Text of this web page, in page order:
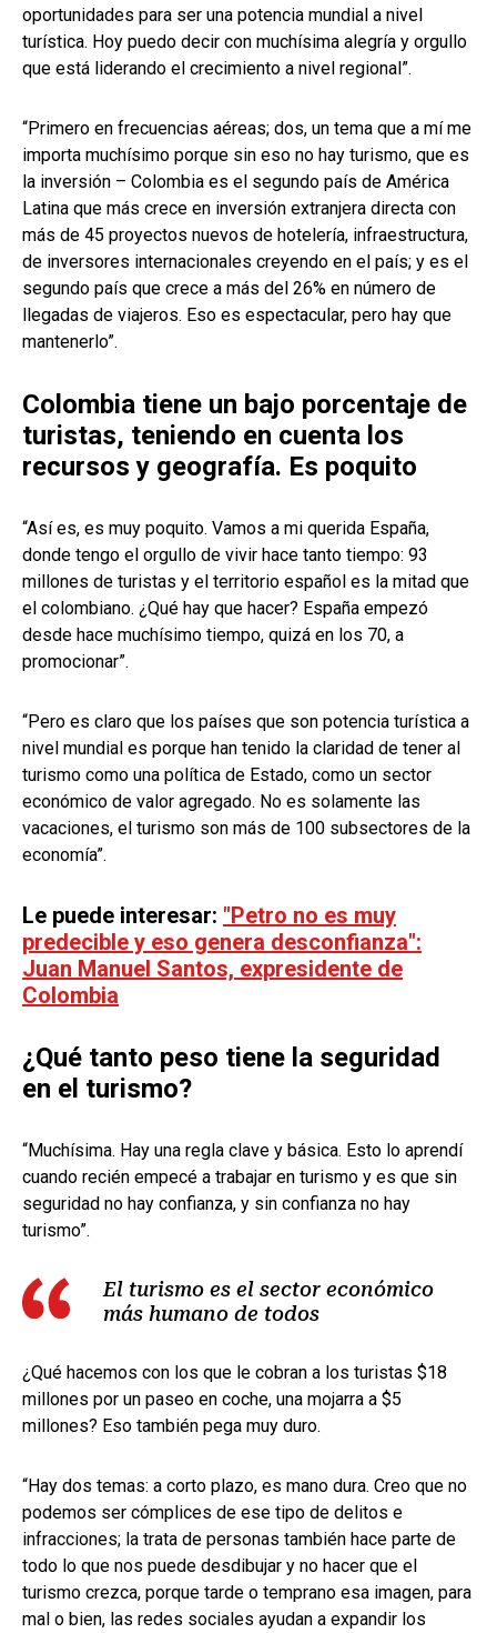
oportunidades para ser una potencia mundial a nivel
turística. Hoy puedo decir con muchísima alegría y orgullo
que está liderando el crecimiento a nivel regional”.
“Primero en frecuencias aéreas; dos, un tema que a mí me
importa muchísimo porque sin eso no hay turismo, que es
la inversión – Colombia es el segundo país de América
Latina que más crece en inversión extranjera directa con
más de 45 proyectos nuevos de hotelería, infraestructura,
de inversores internacionales creyendo en el país; y es el
segundo país que crece a más del 26% en número de
llegadas de viajeros. Eso es espectacular, pero hay que
mantenerlo”.
Colombia tiene un bajo porcentaje de
turistas, teniendo en cuenta los
recursos y geografía. Es poquito
“Así es, es muy poquito. Vamos a mi querida España,
donde tengo el orgullo de vivir hace tanto tiempo: 93
millones de turistas y el territorio español es la mitad que
el colombiano. ¿Qué hay que hacer? España empezó
desde hace muchísimo tiempo, quizá en los 70, a
promocionar”.
“Pero es claro que los países que son potencia turística a
nivel mundial es porque han tenido la claridad de tener al
turismo como una política de Estado, como un sector
económico de valor agregado. No es solamente las
vacaciones, el turismo son más de 100 subsectores de la
economía”.
Le puede interesar: "Petro no es muy
predecible y eso genera desconfianza":
Juan Manuel Santos, expresidente de
Colombia
¿Qué tanto peso tiene la seguridad
en el turismo?
“Muchísima. Hay una regla clave y básica. Esto lo aprendí
cuando recién empecé a trabajar en turismo y es que sin
seguridad no hay confianza, y sin confianza no hay
turismo”.
El turismo es el sector económico
más humano de todos
¿Qué hacemos con los que le cobran a los turistas $18
millones por un paseo en coche, una mojarra a $5
millones? Eso también pega muy duro.
“Hay dos temas: a corto plazo, es mano dura. Creo que no
podemos ser cómplices de ese tipo de delitos e
infracciones; la trata de personas también hace parte de
todo lo que nos puede desdibujar y no hacer que el
turismo crezca, porque tarde o temprano esa imagen, para
mal o bien, las redes sociales ayudan a expandir los